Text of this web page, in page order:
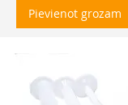
Pievienot grozam